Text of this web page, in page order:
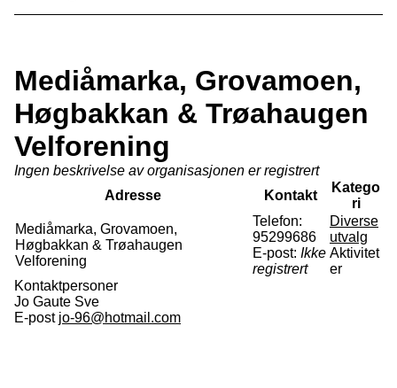
Mediåmarka, Grovamoen,
Høgbakkan & Trøahaugen
Velforening
Ingen beskrivelse av organisasjonen er registrert
Adresse
Kontakt
Katego
ri
Mediåmarka, Grovamoen,
Høgbakkan & Trøahaugen
Velforening
Telefon:
95299686
E-post: Ikke
registrert
Diverse
utvalg
Aktivitet
er
Kontaktpersoner
Jo Gaute Sve
E-post jo-96@hotmail.com